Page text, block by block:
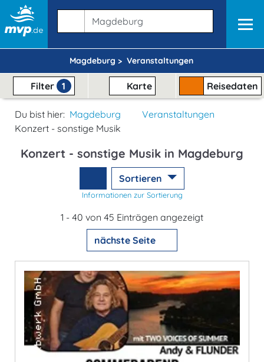
Magdeburg > Veranstaltungen
Filter 1 Karte Reisedaten
Du bist hier: Magdeburg
Veranstaltungen
Konzert - sonstige Musik
Konzert - sonstige Musik in Magdeburg
Sortieren
Informationen zur Sortierung
1 - 40 von 45 Einträgen angezeigt
nächste Seite